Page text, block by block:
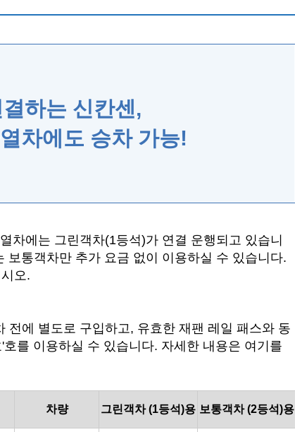
하는 신칸센,
차에도 승차 가능!
차에는 그린객차(1등석)가 연결 운행되고 있습니
통객차만 추가 요금 없이 이용하실 수 있습니다.
오.
에 별도로 구입하고, 유효한 재팬 레일 패스와 동
를 이용하실 수 있습니다. 자세한 내용은 여기 를
차량 그린객차 (1등석)용 보통객차 (2등석)용